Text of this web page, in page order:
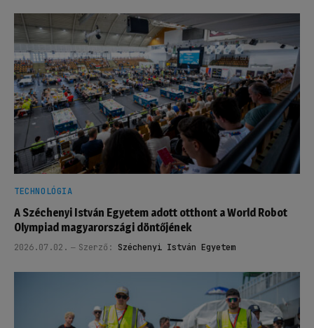
TECHNOLÓGIA
A Széchenyi István Egyetem adott otthont a World Robot
Olympiad magyarországi döntőjének
2026.07.02. Szerző: Széchenyi István Egyetem